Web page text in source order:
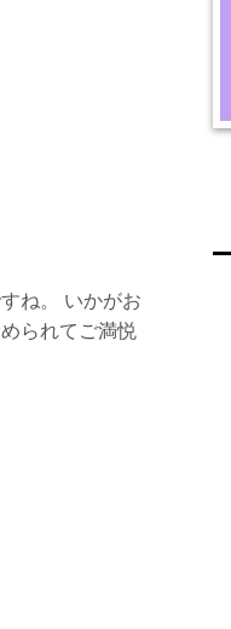
ね。 いかがお
られてご満悦